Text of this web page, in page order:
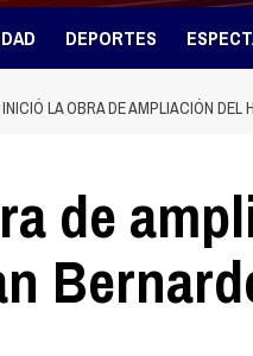
DEPORTES
INICIÓ LA OBRA DE AMPLIACIÓN DEL
de